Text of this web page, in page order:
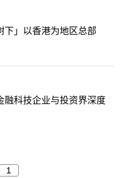
下」以香港为地区总部
融科技企业与投资界深度